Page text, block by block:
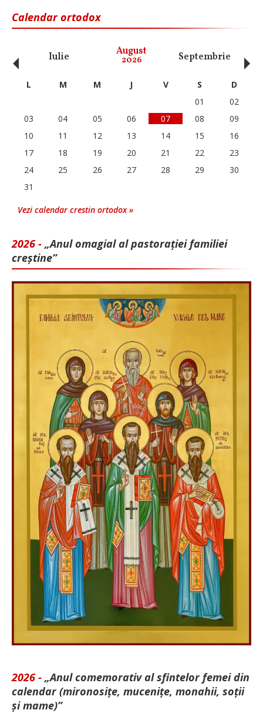
Calendar ortodox
Iulie August
2026 Septembrie
‹ L M M J V S
D
01
02
03
04 05 06 07 08
09
10
11 12 13 14 15
16
17
18 19 20 21 22
23
24
25 26 27 28 29
30
31
Vezi calendar crestin ortodox »
2026 - „Anul omagial al pastorației familiei
creștine”
2026 - „Anul comemorativ al sfintelor femei din
calendar (mironosițe, mu­cenițe, monahii, soții
și mame)”